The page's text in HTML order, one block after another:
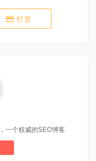
打赏
一个权威的SEO博客.